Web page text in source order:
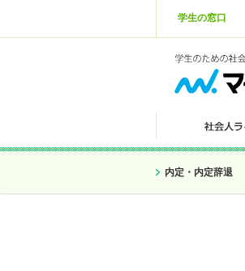
学生の窓口
内定・内定辞退